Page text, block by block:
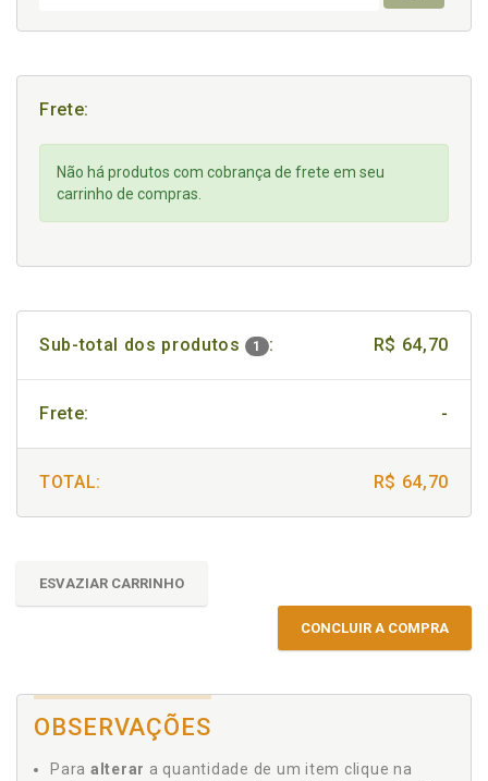
Frete:
Não há produtos com cobrança de frete em seu
carrinho de compras.
Sub-total dos produtos 1 : R$ 64,70
Frete: -
TOTAL: R$ 64,70
ESVAZIAR CARRINHO
CONCLUIR A COMPRA
OBSERVAÇÕES
Para alterar a quantidade de um item clique na